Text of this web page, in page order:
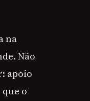
na
Não
apoio
o